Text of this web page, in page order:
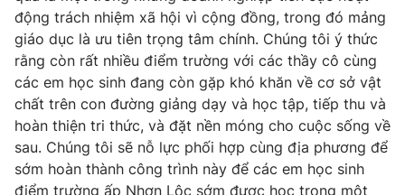
động trách nhiệm xã hội vì cộng đồng, trong đó mảng
giáo dục là ưu tiên trọng tâm chính. Chúng tôi ý thức
rằng còn rất nhiều điểm trường với các thầy cô cùng
các em học sinh đang còn gặp khó khăn về cơ sở vật
chất trên con đường giảng dạy và học tập, tiếp thu và
hoàn thiện tri thức, và đặt nền móng cho cuộc sống về
sau. Chúng tôi sẽ nỗ lực phối hợp cùng địa phương để
sớm hoàn thành công trình này để các em học sinh
điểm trường ấp Nhơn Lộc sớm được học trong một